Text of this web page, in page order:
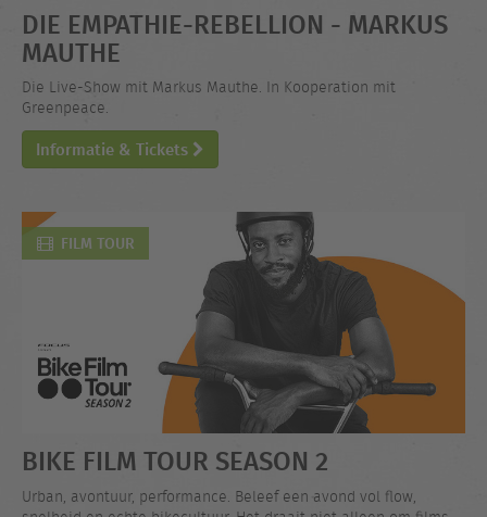
DIE EMPATHIE-REBELLION - MARKUS
MAUTHE
Die Live-Show mit Markus Mauthe. In Kooperation mit
Greenpeace.
Informatie & Tickets
FILM TOUR
BIKE FILM TOUR SEASON 2
Urban, avontuur, performance. Beleef een avond vol flow,